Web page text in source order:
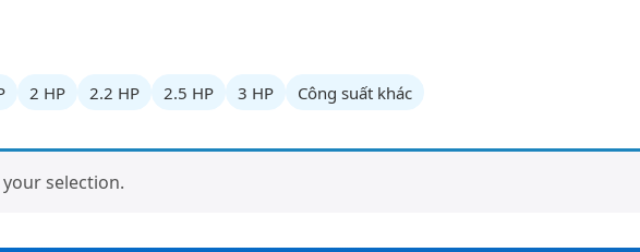
2 HP 2.2 HP 2.5 HP 3 HP Công suất khác
selection.